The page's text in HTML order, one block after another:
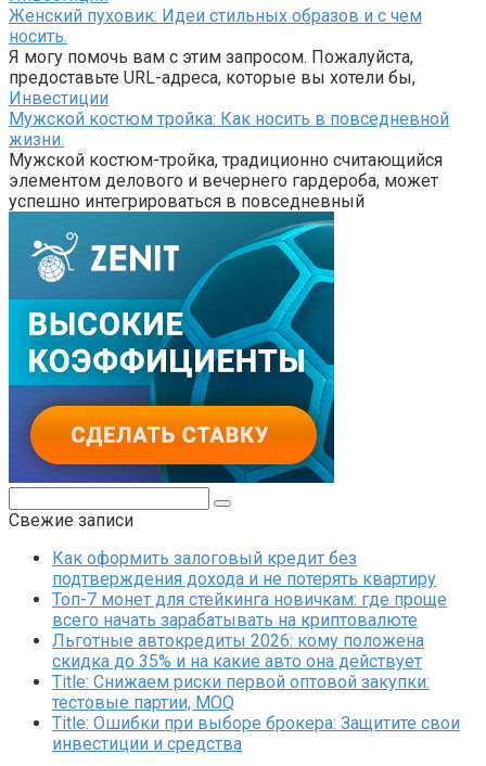
Женский пуховик: Идеи стильных образов и с чем
носить.
Я могу помочь вам с этим запросом. Пожалуйста,
предоставьте URL-адреса, которые вы хотели бы,
Инвестиции
Мужской костюм тройка: Как носить в повседневной
жизни.
Мужской костюм-тройка, традиционно считающийся
элементом делового и вечернего гардероба, может
успешно интегрироваться в повседневный
Свежие записи
Как оформить залоговый кредит без
подтверждения дохода и не потерять квартиру
Топ-7 монет для стейкинга новичкам: где проще
всего начать зарабатывать на криптовалюте
Льготные автокредиты 2026: кому положена
скидка до 35% и на какие авто она действует
Title: Снижаем риски первой оптовой закупки:
тестовые партии, MOQ
Title: Ошибки при выборе брокера: Защитите свои
инвестиции и средства